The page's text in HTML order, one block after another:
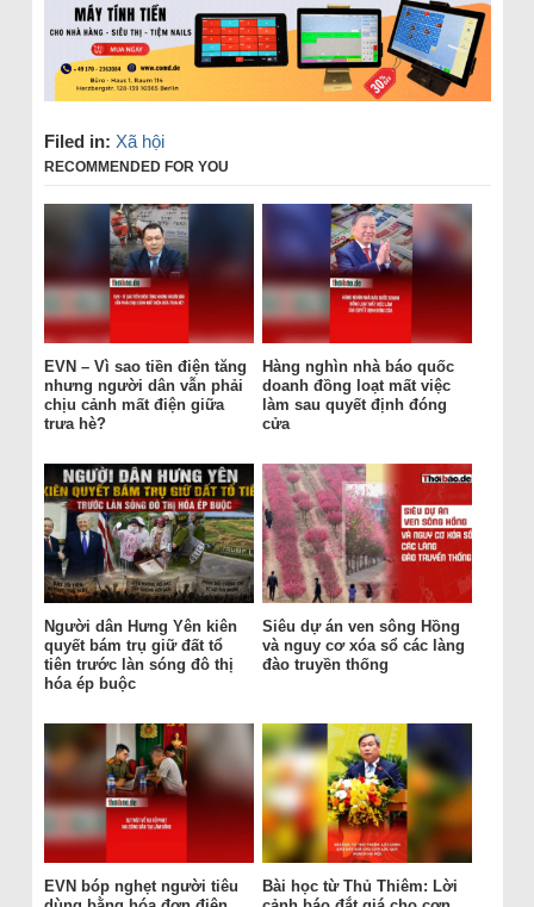
Filed in: Xã hội
RECOMMENDED FOR YOU
EVN – Vì sao tiền điện tăng
nhưng người dân vẫn phải
chịu cảnh mất điện giữa
trưa hè?
Hàng nghìn nhà báo quốc
doanh đồng loạt mất việc
làm sau quyết định đóng
cửa
Người dân Hưng Yên kiên
quyết bám trụ giữ đất tổ
tiên trước làn sóng đô thị
hóa ép buộc
Siêu dự án ven sông Hồng
và nguy cơ xóa sổ các làng
đào truyền thống
EVN bóp nghẹt người tiêu
Bài học từ Thủ Thiêm: Lời